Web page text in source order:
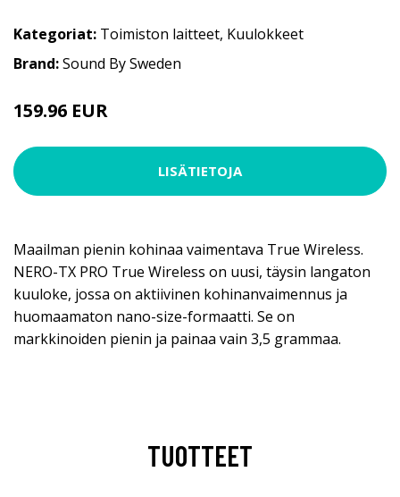
Kategoriat: Toimiston laitteet, Kuulokkeet
Brand:Sound By Sweden
159.96 EUR
LISÄTIETOJA
Maailman pienin kohinaa vaimentava True Wireless.
NERO-TX PRO True Wireless on uusi, täysin langaton
kuuloke, jossa on aktiivinen kohinanvaimennus ja
huomaamaton nano-size-formaatti. Se on
markkinoiden pienin ja painaa vain 3,5 grammaa.
TUOTTEET